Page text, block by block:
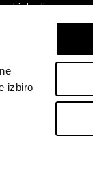
izbiro
Linkedin